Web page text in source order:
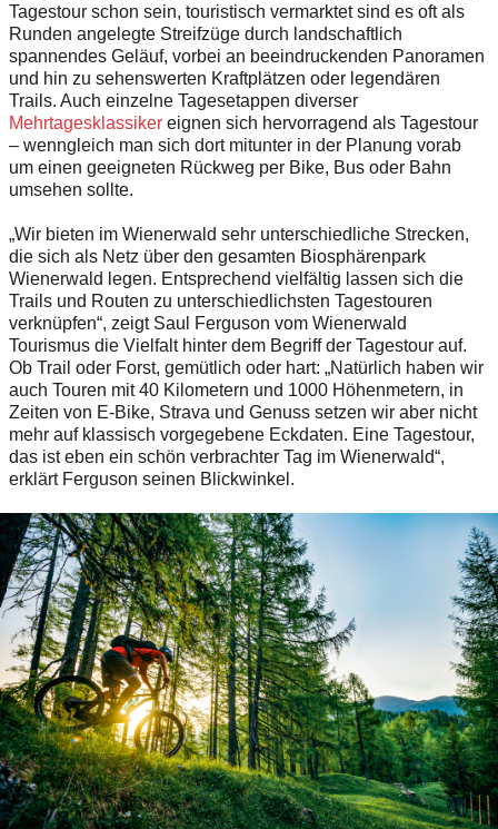
Tages­tour schon sein, touristisch vermarktet sind es oft als
Runden angelegte Streifzüge durch landschaftlich
spannendes Geläuf, vorbei an beeindruckenden Panoramen
und hin zu sehenswerten Kraftplätzen oder legendären
Trails. Auch einzelne Tagesetappen diverser
Mehrtagesklassiker eignen sich hervorragend als Tagestour
– wenngleich man sich dort mitunter in der Planung vorab
um einen geeigneten Rückweg per Bike, Bus oder Bahn
umsehen sollte.
„Wir bieten im Wienerwald sehr unterschiedliche Strecken,
die sich als Netz über den gesamten Biosphärenpark
Wienerwald legen. Entsprechend vielfältig lassen sich die
Trails und Routen zu unterschiedlichsten Tagestouren
verknüpfen“, zeigt Saul Ferguson vom Wienerwald
Tourismus die Vielfalt hinter dem Begriff der Tagestour auf.
Ob Trail oder Forst, gemütlich oder hart: „Natürlich haben wir
auch Touren mit 40 Kilometern und 1000 Höhenmetern, in
Zeiten von E-Bike, Strava und Genuss setzen wir aber nicht
mehr auf klassisch vorgegebene Eckdaten. Eine Tages­tour,
das ist eben ein schön verbrachter Tag im Wienerwald“,
erklärt Ferguson seinen Blickwinkel.